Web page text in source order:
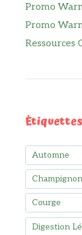
Promo
Promo
Ressources
Automne
Courge
Digestion